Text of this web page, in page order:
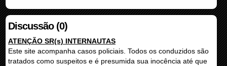
Discussão (0)
ATENÇÃO SR(s) INTERNAUTAS
Este site acompanha casos policiais. Todos os conduzidos são
tratados como suspeitos e é presumida sua inocência até que